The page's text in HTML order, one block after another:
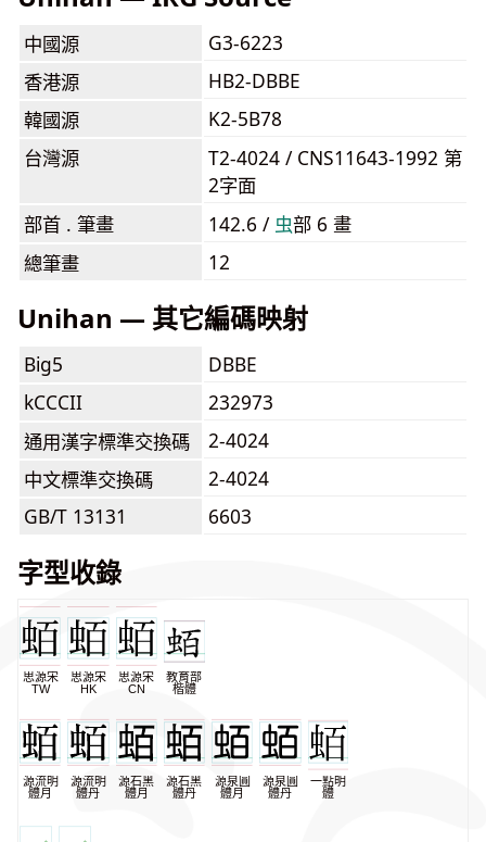
中國源
G3-6223
香港源
HB2-DBBE
韓國源
K2-5B78
台灣源
T2-4024 / CNS11643-1992 第
2字面
部首 . 筆畫
142.6 / ⾍部 6 畫
總筆畫
12
Unihan — 其它編碼映射
Big5
DBBE
kCCCII
232973
通用漢字標準交換碼
2-4024
中文標準交換碼
2-4024
GB/T 13131
6603
字型收錄
思源宋
TW
思源宋
HK
思源宋
CN
教育部
楷體
源流明
體月
源流明
體丹
源石黑
體月
源石黑
體丹
源泉圓
體月
源泉圓
體丹
一點明
體